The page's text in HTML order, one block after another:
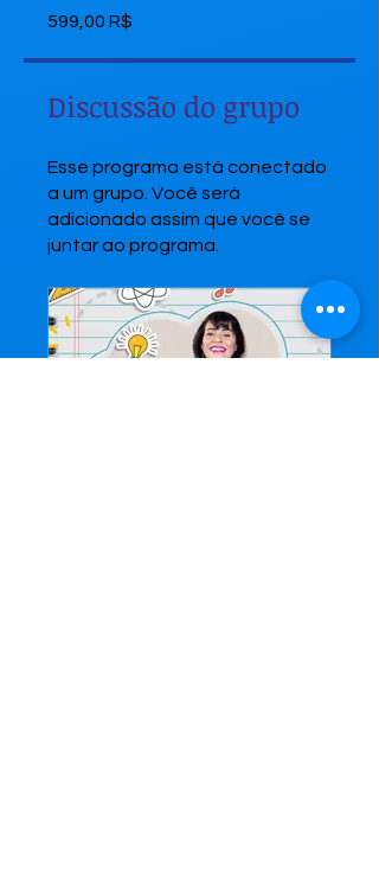
599,00 R$
Discussão do grupo
Esse programa está conectado
a um grupo. Você será
adicionado assim que você se
juntar ao programa.